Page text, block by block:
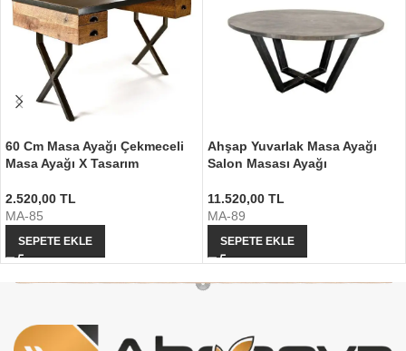
60 Cm Masa Ayağı Çekmeceli
Masa Ayağı X Tasarım
2.520,00 TL
MA-85
SEPETE EKLE
Ahşap Yuvarlak Masa Ayağı
Salon Masası Ayağı
11.520,00 TL
MA-89
SEPETE EKLE